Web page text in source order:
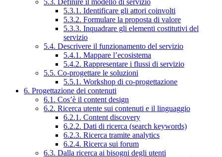
5.3.1. Identificare gli attori coinvolti
5.3.2. Formulare la proposta di valore
5.3.3. Inquadrare gli elementi costitutivi del
servizio
5.4. Descrivere il funzionamento del servizio
5.4.1. Mappare l’ecosistema
5.4.2. Rappresentare i flussi di servizio
5.5. Co-progettare le soluzioni
5.5.1. Workshop di co-progettazione
6. Progettazione dei contenuti
6.1. Cos’è il content design
6.2. Ricerca utente sui contenuti e il linguaggio
6.2.1. Content discovery
6.2.2. Dati di ricerca (search keywords)
6.2.3. Ricerca tramite analytics
6.2.4. Ricerca sui forum
6.3. Dalla ricerca ai bisogni degli utenti